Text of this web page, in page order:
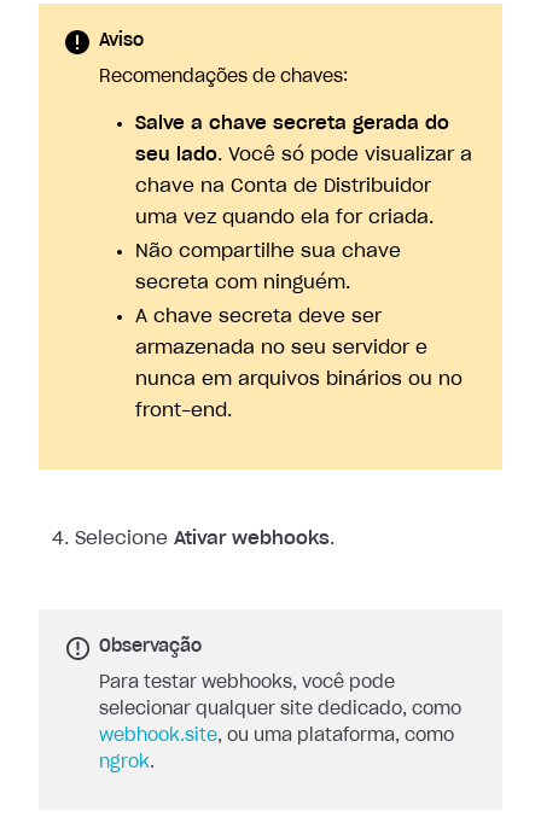
Aviso
Recomendações de chaves:
Salve a chave secreta gerada do
seu lado. Você só pode visualizar a
chave na Conta de Distribuidor
uma vez quando ela for criada.
Não compartilhe sua chave
secreta com ninguém.
A chave secreta deve ser
armazenada no seu servidor e
nunca em arquivos binários ou no
front-end.
Selecione Ativar webhooks.
Observação
Para testar webhooks, você pode
selecionar qualquer site dedicado, como
webhook.site, ou uma plataforma, como
ngrok.